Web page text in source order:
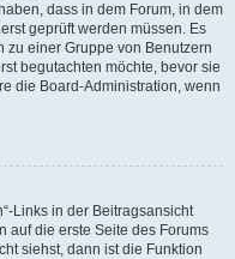
dass in dem Forum, in dem
geprüft werden müssen. Es
zu einer Gruppe von Benutzern
begutachten möchte, bevor sie
die Board-Administration, wenn
Links in der Beitragsansicht
auf die erste Seite des Forums
siehst, dann ist die Funktion